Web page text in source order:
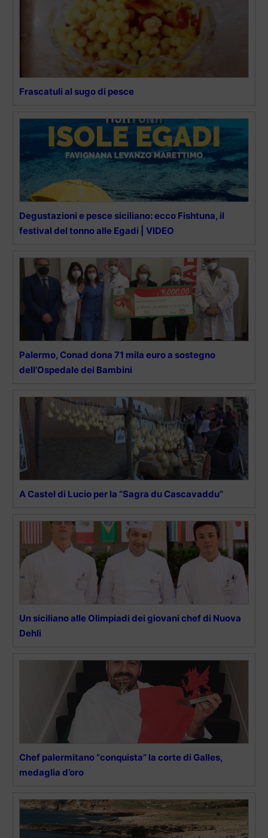
Frascatuli al sugo di pesce
Degustazioni e pesce siciliano: ecco Fishtuna, il
festival del tonno alle Egadi | VIDEO
Palermo, Conad dona 71 mila euro a sostegno
dell’Ospedale dei Bambini
A Castel di Lucio per la “Sagra du Cascavaddu”
Un siciliano alle Olimpiadi dei giovani chef di Nuova
Dehli
Chef palermitano “conquista” la corte di Galles,
medaglia d’oro